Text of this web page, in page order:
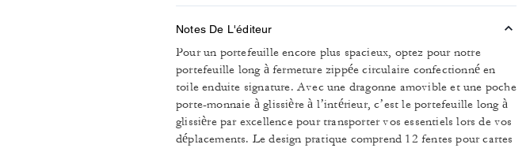
Notes De L'éditeur
Pour un portefeuille encore plus spacieux, optez pour notre
portefeuille long à fermeture zippée circulaire confectionné en
toile enduite signature. Avec une dragonne amovible et une poche
porte-monnaie à glissière à l’intérieur, c’est le portefeuille long à
glissière par excellence pour transporter vos essentiels lors de vos
déplacements. Le design pratique comprend 12 fentes pour cartes